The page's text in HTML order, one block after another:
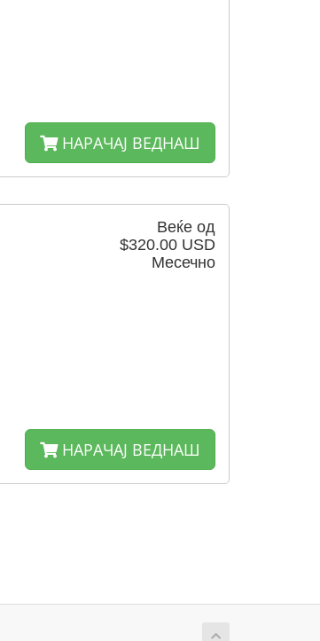
НАРАЧАЈ ВЕДНАШ
Веќе од
$320.00 USD
Месечно
НАРАЧАЈ ВЕДНАШ